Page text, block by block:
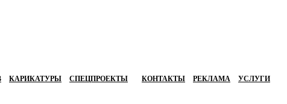
КАРИКАТУРЫ СПЕЦПРОЕКТЫ КОНТАКТЫ РЕКЛАМА УСЛУГИ